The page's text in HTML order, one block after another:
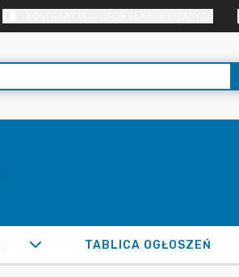
TABLICA OGŁOSZEŃ